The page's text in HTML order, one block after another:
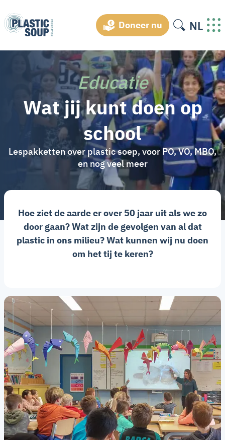
Doneer nu NL
Educatie
Wat jij kunt doen op
school
Lespakketten over plastic soep, voor PO, VO, MBO,
en nog veel meer
Hoe ziet de aarde er over 50 jaar uit als we zo
door gaan?Wat zijn de gevolgen van al dat
plastic in ons milieu?Wat kunnen wij nu doen
om het tij te keren?